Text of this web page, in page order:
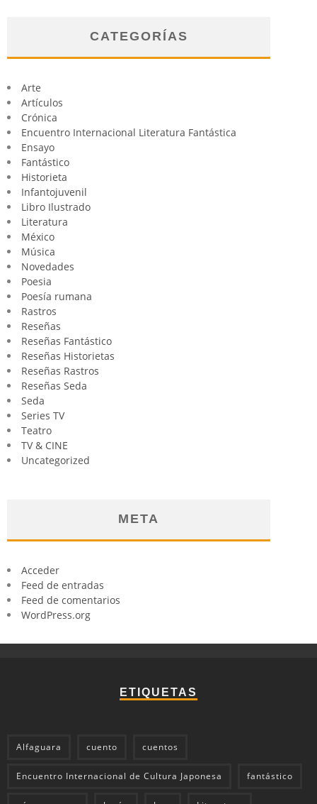
CATEGORÍAS
Arte
Artículos
Crónica
Encuentro Internacional Literatura Fantástica
Ensayo
Fantástico
Historieta
Infantojuvenil
Libro Ilustrado
Literatura
México
Música
Novedades
Poesia
Poesía rumana
Rastros
Reseñas
Reseñas Fantástico
Reseñas Historietas
Reseñas Rastros
Reseñas Seda
Seda
Series TV
Teatro
TV & CINE
Uncategorized
META
Acceder
Feed de entradas
Feed de comentarios
WordPress.org
ETIQUETAS
Alfaguara cuento cuentos
Encuentro Internacional de Cultura Japonesa fantástico